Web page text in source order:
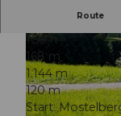
© SATTEL-HOCHSTUCKLI
Route
1:50 h
168 m
1.144 m
120 m
Start: